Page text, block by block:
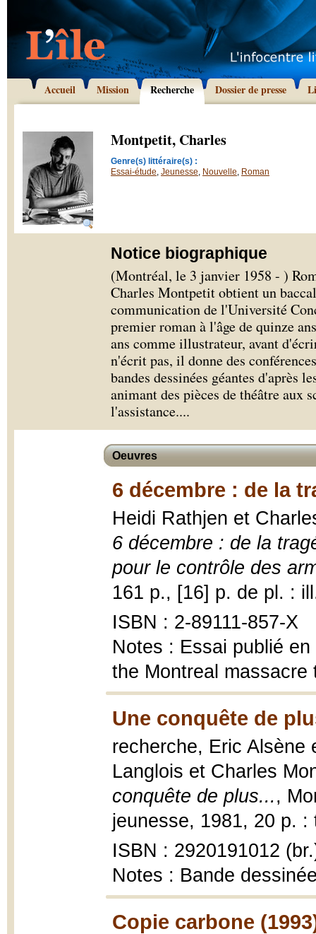
Accueil Mission Recherche Dossier de presse
Montpetit, Charles
Genre(s) littéraire(s) :
Essai-étude, Jeunesse, Nouvelle, Roman
Notice biographique
(Montréal, le 3 janvier 1958 - )
Charles Montpetit obtient un
communication de l'Université
premier roman à l'âge de quinze
ans comme illustrateur, avant
n'écrit pas, il donne des
bandes dessinées géantes d'après
animant des pièces de théâtre aux
l'assistance....
Oeuvres
6 décembre : de la
Heidi Rathjen et
6 décembre : de la
pour le contrôle des
161 p., [16] p. de pl. :
ISBN : 2-89111-857-X
Notes : Essai publié
the Montreal
Une conquête de
recherche, Eric Alsène
Langlois et Charles
conquête de plus... ,
jeunesse, 1981, 20 p.
ISBN : 2920191012
Notes : Bande
Copie carbone